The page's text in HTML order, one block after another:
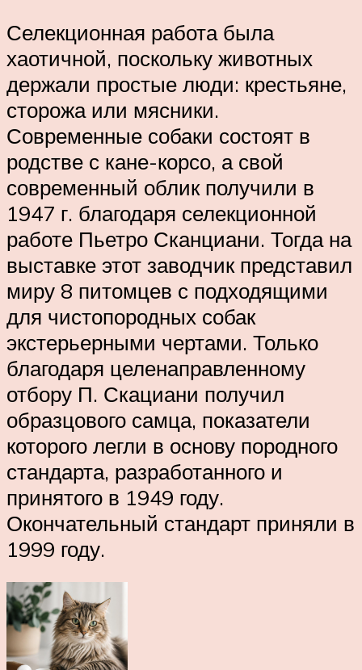
Селекционная работа была
хаотичной, поскольку животных
держали простые люди: крестьяне,
сторожа или мясники.
Современные собаки состоят в
родстве с кане-корсо, а свой
современный облик получили в
1947 г. благодаря селекционной
работе Пьетро Сканциани. Тогда на
выставке этот заводчик представил
миру 8 питомцев с подходящими
для чистопородных собак
экстерьерными чертами. Только
благодаря целенаправленному
отбору П. Скациани получил
образцового самца, показатели
которого легли в основу породного
стандарта, разработанного и
принятого в 1949 году.
Окончательный стандарт приняли в
1999 году.